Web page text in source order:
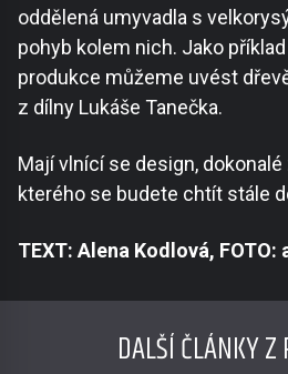
oddělená umyvadla s
pohyb kolem nich. Jako
produkce můžeme uvést
z dílny Lukáše Tanečka.
Mají vlnící se design,
kterého se budete chtít stále
TEXT: Alena Kodlová, FOTO:
DALŠÍ ČLÁNKY